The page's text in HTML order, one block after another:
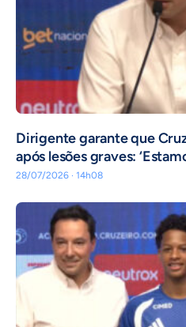
Dirigente garante que
após lesões graves:
28/07/2026 · 14h08